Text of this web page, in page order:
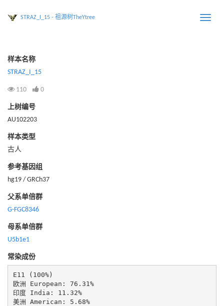
Toggle
STRAZ_I_15 - 祖源树TheYtree
样本名称
STRAZ_I_15
110 0
上树编号
AU102203
样本类型
古人
参考基因组
hg19 / GRCh37
父系单倍群
G-FGC8346
母系单倍群
U5b1e1
常染成份
E11 (100%)
欧洲 European: 76.31%
印度 India: 11.32%
美洲 American: 5.68%